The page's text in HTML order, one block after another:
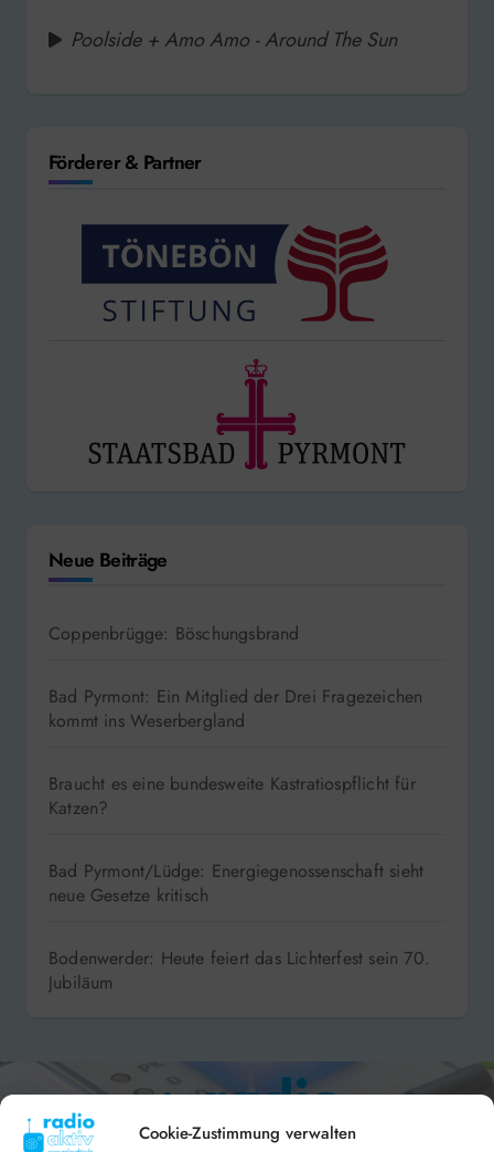
Cookie-Zustimmung verwalten
Poolside + Amo Amo - Around The Sun
Förderer & Partner
Neue Beiträge
Coppenbrügge: Böschungsbrand
Bad Pyrmont: Ein Mitglied der Drei Fragezeichen
kommt ins Weserbergland
Braucht es eine bundesweite Kastratiospflicht für
Katzen?
Bad Pyrmont/Lüdge: Energiegenossenschaft sieht
neue Gesetze kritisch
Bodenwerder: Heute feiert das Lichterfest sein 70.
Jubiläum